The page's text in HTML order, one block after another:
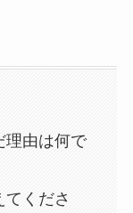
理由は何で
くださ